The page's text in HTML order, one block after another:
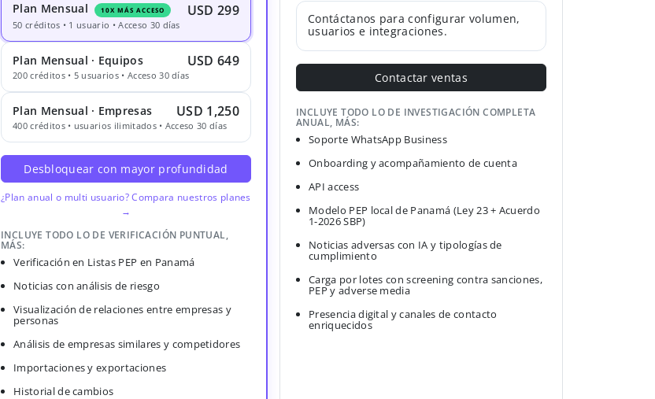
Plan Mensual 10X MÁS ACCESO USD 299
50 créditos • 1 usuario • Acceso 30 días
Plan Mensual · Equipos USD 649
200 créditos • 5 usuarios • Acceso 30 días
Plan Mensual · Empresas USD 1,250
400 créditos • usuarios ilimitados • Acceso 30 días
Desbloquear con mayor profundidad
¿Plan anual o multi usuario? Compara nuestros planes
→
INCLUYE TODO LO DE VERIFICACIÓN PUNTUAL,
MÁS:
Verificación en Listas PEP en Panamá
Noticias con análisis de riesgo
Visualización de relaciones entre empresas y
personas
Análisis de empresas similares y competidores
Importaciones y exportaciones
Historial de cambios
Contáctanos para configurar volumen,
usuarios e integraciones.
Contactar ventas
INCLUYE TODO LO DE INVESTIGACIÓN COMPLETA
ANUAL, MÁS:
Soporte WhatsApp Business
Onboarding y acompañamiento de cuenta
API access
Modelo PEP local de Panamá (Ley 23 + Acuerdo
1-2026 SBP)
Noticias adversas con IA y tipologías de
cumplimiento
Carga por lotes con screening contra sanciones,
PEP y adverse media
Presencia digital y canales de contacto
enriquecidos